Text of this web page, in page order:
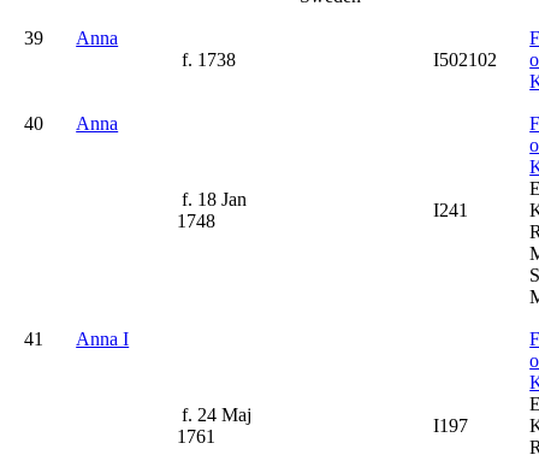
39
Anna
f. 1738
I502102
40 Anna
f. 18 Jan
1748
I241
41 Anna I
f. 24 Maj
1761
I197